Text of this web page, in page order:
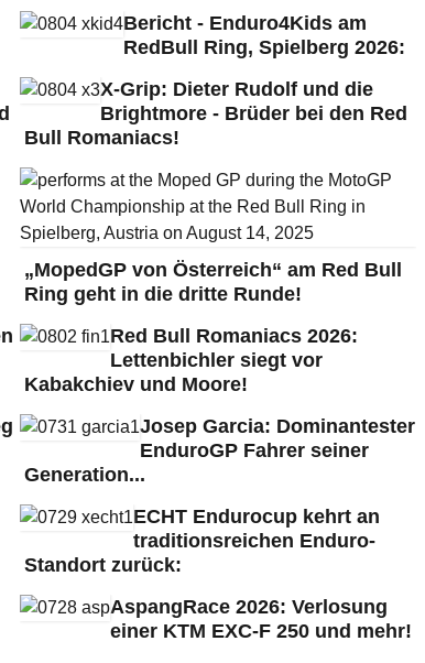
Bericht - Enduro4Kids am
RedBull Ring, Spielberg 2026:
X-Grip: Dieter Rudolf und die
Brightmore - Brüder bei den Red
Bull Romaniacs!
„MopedGP von Österreich“ am Red Bull
Ring geht in die dritte Runde!
Red Bull Romaniacs 2026:
Lettenbichler siegt vor
Kabakchiev und Moore!
Josep Garcia: Dominantester
EnduroGP Fahrer seiner
Generation...
ECHT Endurocup kehrt an
traditionsreichen Enduro-
Standort zurück:
AspangRace 2026: Verlosung
einer KTM EXC-F 250 und mehr!